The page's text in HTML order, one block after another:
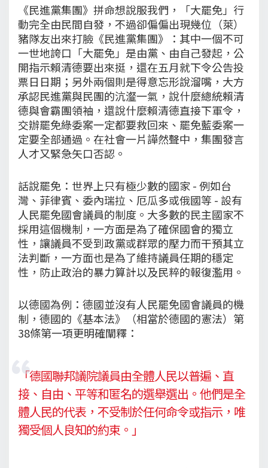
《民進黨集團》拼命想說服我們，「大罷免」行
動完全由民間自發，不過卻偏偏出現幾位（萊）
豬隊友出來打臉《民進黨集團》：其中一個不可
一世地誇口「大罷免」是由黨、由自己發起，公
開指示賴清德要出來挺，還在五月就下令公告投
票日日期；另外兩個則是得意忘形說溜嘴，大方
承認民進黨與民團的沆瀣一氣，說什麼總統賴清
德與會霸團領袖，還說什麼賴清德直接下軍令，
交辦罷免綠委案一定都要救回來、罷免藍委案一
定要全部通過。在社會一片譁然聲中，集團發言
人才又緊急矢口否認。
話說罷免：世界上只有極少數的國家 - 例如台
灣、菲律賓、委內瑞拉、厄瓜多或俄國等 - 設有
人民罷免國會議員的制度。大多數的民主國家不
採用這個機制，一方面是為了確保國會的獨立
性，讓議員不受到政黨或群眾的壓力而干預其立
法判斷，一方面也是為了維持議員任期的穩定
性，防止政治的暴力算計以及民粹的報復濫用。
以德國為例：德國並沒有人民罷免國會議員的機
制，德國的《基本法》（相當於德國的憲法）第
38條第一項更明確闡釋：
「德國聯邦議院議員由全體人民以普遍、直
接、自由、平等和匿名的選舉選出。他們是全
體人民的代表，不受制於任何命令或指示，唯
獨受個人良知的約束。」